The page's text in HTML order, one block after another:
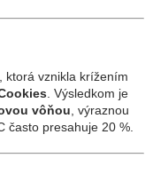
, ktorá vznikla krížením
. Výsledkom je
vôňou , výraznou
často presahuje 20 %.